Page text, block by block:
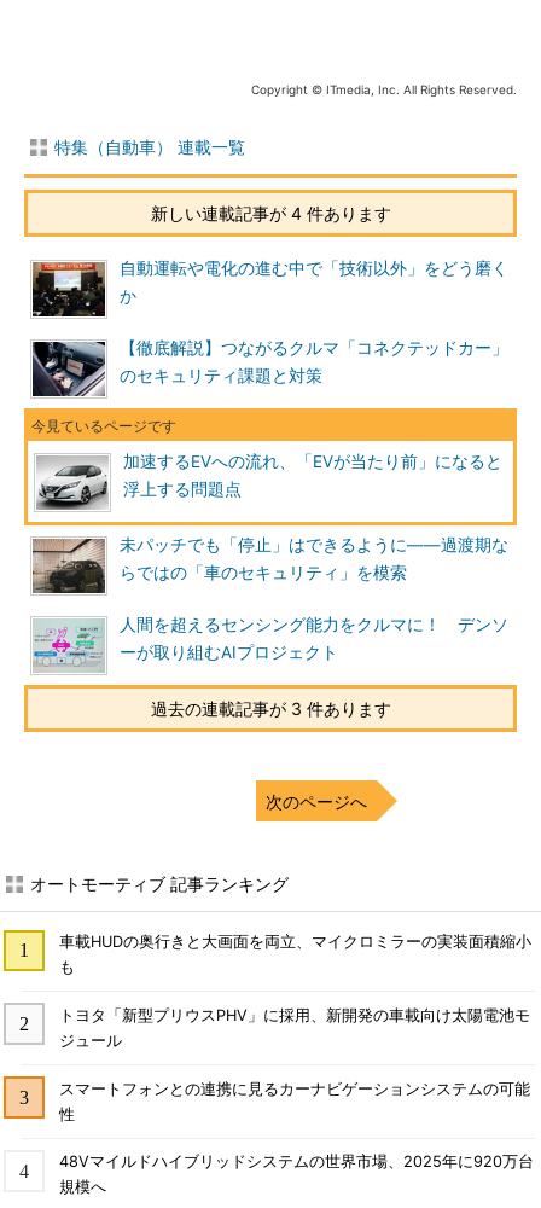
Copyright © ITmedia, Inc. All Rights Reserved.
特集（自動車） 連載一覧
新しい連載記事が 4 件あります
自動運転や電化の進む中で「技術以外」をどう磨く
か
【徹底解説】つながるクルマ「コネクテッドカー」
のセキュリティ課題と対策
加速するEVへの流れ、「EVが当たり前」になると
浮上する問題点
未パッチでも「停止」はできるように――過渡期な
らではの「車のセキュリティ」を模索
人間を超えるセンシング能力をクルマに！ デンソ
ーが取り組むAIプロジェクト
過去の連載記事が 3 件あります
次のページへ
オートモーティブ 記事ランキング
車載HUDの奥行きと大画面を両立、マイクロミラーの実装面積縮小
も
トヨタ「新型プリウスPHV」に採用、新開発の車載向け太陽電池モ
ジュール
スマートフォンとの連携に見るカーナビゲーションシステムの可能
性
48Vマイルドハイブリッドシステムの世界市場、2025年に920万台
規模へ